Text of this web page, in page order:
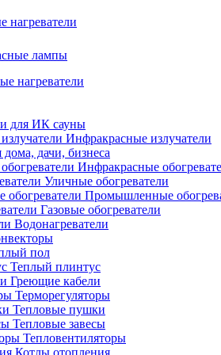
нагреватели
лампы
нагреватели
для ИК сауны
Инфракрасные излучатели
дачи, бизнеса
Инфракрасные
Уличные обогреватели
Промышленные
Газовые обогреватели
Водонагреватели
пол
Теплый плинтус
Греющие кабели
Терморегуляторы
Тепловые пушки
Тепловые завесы
Тепловентиляторы
Котлы отопления